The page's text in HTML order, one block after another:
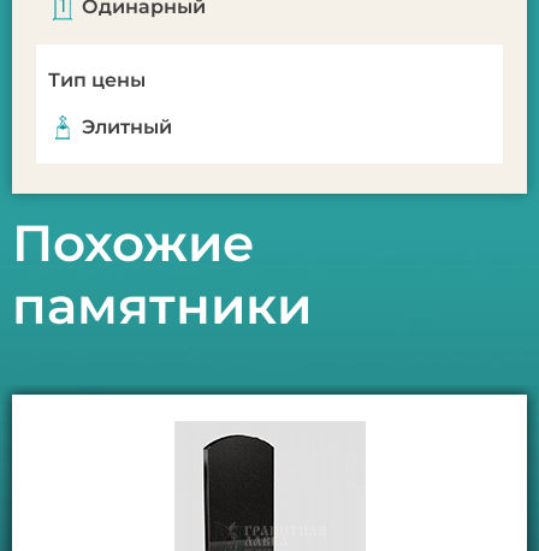
Одинарный
Тип цены
Элитный
Похожие
памятники